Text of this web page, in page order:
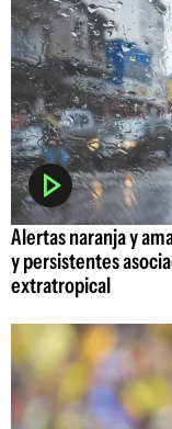
Alertas naranja y
y persistentes
extratropical